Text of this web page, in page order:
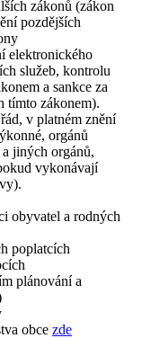
zákonů (zákon
pozdějších
elektronického
služeb, kontrolu
a sankce za
tímto zákonem).
v platném znění
orgánů
jiných orgánů,
vykonávají
obyvatel a rodných
poplatcích
plánování a
obce zde